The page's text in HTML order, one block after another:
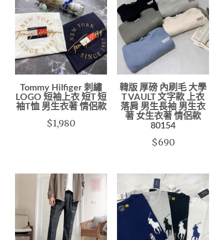
Tommy Hilfiger 刺繡
LOGO 短袖上衣 短T 短
袖T恤 男生衣著 情侶款
$1,980
韓版 厚磅 內刷毛 大學
T VAULT 文字款 上衣
落肩 男生長袖 男生衣
著 女生衣著 情侶款
80154
$690